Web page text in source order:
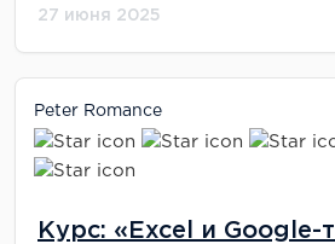
27 июня 2025
Peter Romance
Курс: «Excel и Google-